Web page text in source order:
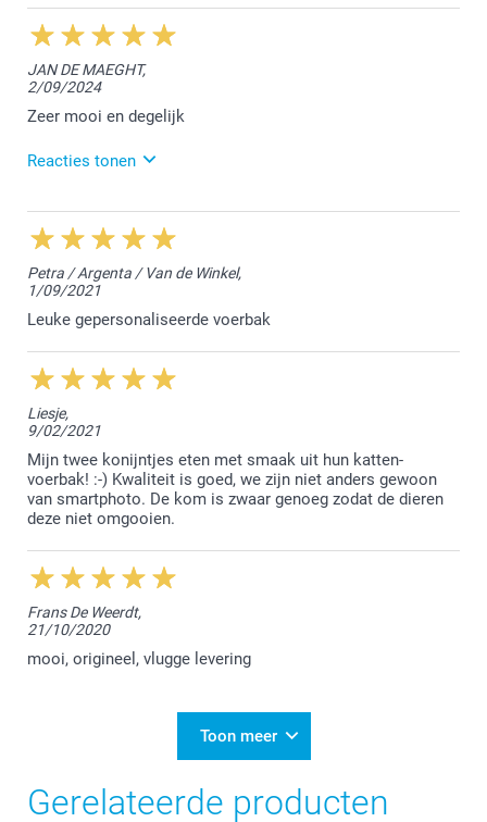
13/03/2026
11:39
Dag Tilly,
Wat fijn te lezen dat je de kom een leuk product vindt
:-) We vonden het fijn jouw bestelling te mogen
Vriendelijke groet!
JAN DE MAEGHT,
2/09/2024
Zeer mooi en degelijk
Reacties tonen
3/09/2024
14:15
Hallo Jan,
Het doet ons plezier te lezen dat alles naar wens is.
Bedankt voor jouw review en tot een volgende keer!
Nathalie @smartphoto
Petra / Argenta / Van de Winkel,
1/09/2021
Leuke gepersonaliseerde voerbak
Liesje,
9/02/2021
Mijn twee konijntjes eten met smaak uit hun katten-
voerbak! :-) Kwaliteit is goed, we zijn niet anders gewoon
van smartphoto. De kom is zwaar genoeg zodat de dieren
deze niet omgooien.
Frans De Weerdt,
21/10/2020
mooi, origineel, vlugge levering
Toon meer
Gerelateerde producten